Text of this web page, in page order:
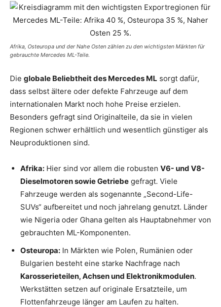
Afrika, Osteuropa und der Nahe Osten zählen zu den wichtigsten Märkten für
gebrauchte Mercedes ML-Teile.
Die globale Beliebtheit des Mercedes ML sorgt dafür,
dass selbst ältere oder defekte Fahrzeuge auf dem
internationalen Markt noch hohe Preise erzielen.
Besonders gefragt sind Originalteile, da sie in vielen
Regionen schwer erhältlich und wesentlich günstiger als
Neuproduktionen sind.
Afrika: Hier sind vor allem die robusten V6- und V8-
Dieselmotoren sowie Getriebe gefragt. Viele
Fahrzeuge werden als sogenannte „Second-Life-
SUVs“ aufbereitet und noch jahrelang genutzt. Länder
wie Nigeria oder Ghana gelten als Hauptabnehmer von
gebrauchten ML-Komponenten.
Osteuropa: In Märkten wie Polen, Rumänien oder
Bulgarien besteht eine starke Nachfrage nach
Karosserieteilen, Achsen und Elektronikmodulen.
Werkstätten setzen auf originale Ersatzteile, um
Flottenfahrzeuge länger am Laufen zu halten.